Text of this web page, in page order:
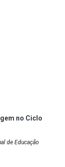
no Ciclo
de Educação